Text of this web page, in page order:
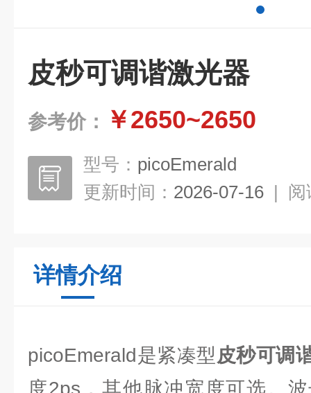
皮秒可调谐激光器
参考价： ￥2650~2650
型号： picoEmerald
更新时间： 2026-07-16 | 阅
详情介绍
picoEmerald是紧凑型 皮秒可调
度2ps，其他脉冲宽度可选。